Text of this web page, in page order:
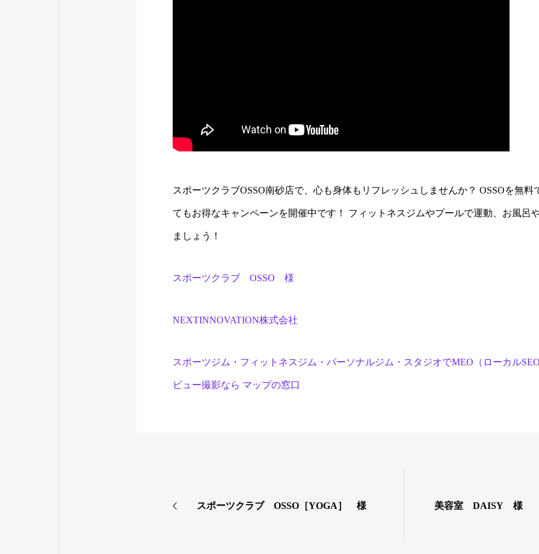
スポーツクラブOSSO南砂店で、心も身体もリフレッシュしませんか？ OSSOを無料
てもお得なキャンペーンを開催中です！ フィットネスジムやプールで運動、お風呂
ましょう！
スポーツクラブ OSSO 様
NEXTINNOVATION株式会社
スポーツジム・フィットネスジム・パーソナルジム・スタジオでMEO（ローカル
ビュー撮影なら マップの窓口
スポーツクラブ OSSO［YOGA］ 様 美容室 DAISY 様